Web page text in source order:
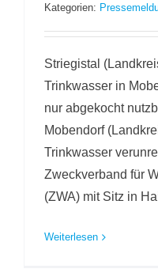
Kategorien:
Striegistal
Trinkwasser in
nur abgekocht
Mobendorf
Trinkwasser
Zweckverband für
(ZWA) mit Sitz in
Weiterlesen